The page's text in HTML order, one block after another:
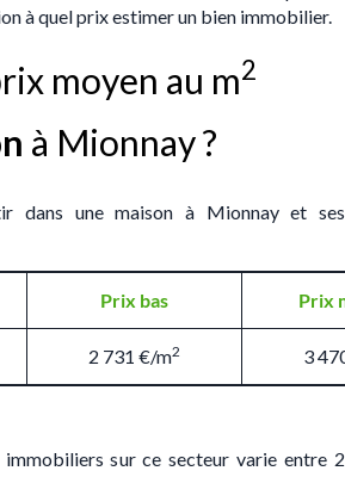
à quel prix estimer un bien immobilier.
moyen au m2
à Mionnay ?
dans une maison à Mionnay et ses
Prix bas Prix
2 731 €/m2 3
sur ce secteur varie entre 2